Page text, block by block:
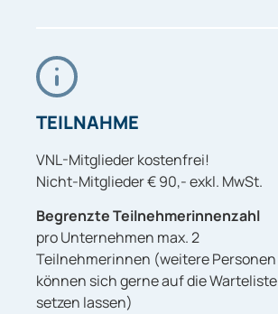
TEILNAHME
VNL-Mitglieder kostenfrei!
Nicht-Mitglieder € 90,- exkl. MwSt.
Begrenzte Teilnehmerinnenzahl
pro Unternehmen max. 2
Teilnehmerinnen (weitere Personen
können sich gerne auf die Warteliste
setzen lassen)